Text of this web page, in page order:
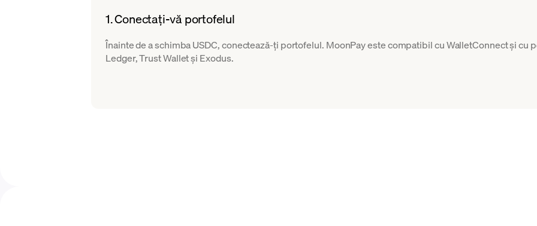
1. Conectați-vă portofelul
Înainte de a schimba USDC, conectează-ți portofelul. MoonPay este compatibil cu WalletConnect și cu
Ledger, Trust Wallet și Exodus.